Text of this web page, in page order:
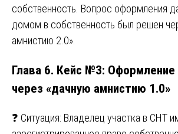
собственность. Вопрос оформления
домом в собственность был решен
амнистию 2.0».
Глава 6. Кейс №3: Оформление
через «дачную амнистию 1.0»
❓ Ситуация: Владелец участка в СНТ